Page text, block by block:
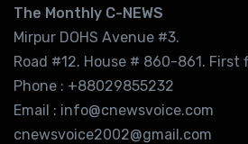
The Monthly C-NEWS
Mirpur DOHS Avenue #3.
Road #12. House # 860-861. First
Phone : +88029855232
Email : info@cnewsvoice.com
cnewsvoice2002@gmail.com